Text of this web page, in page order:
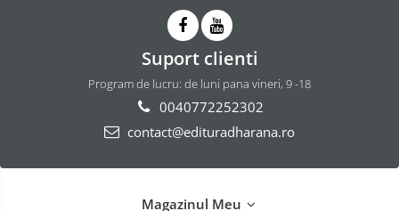
Suport clienti
Program de lucru: de luni pana vineri, 9 -18
0040772252302
contact@edituradharana.ro
Magazinul Meu